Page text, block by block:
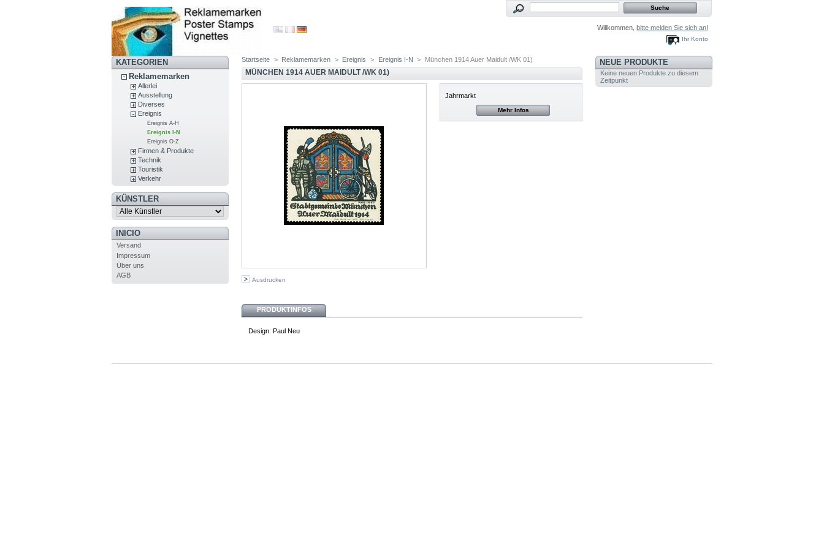
Willkommen,bitte melden Sie sich an!
Ihr Konto
KATEGORIEN
Reklamemarken
Allerlei
Ausstellung
Diverses
Ereignis
Ereignis A-H
Ereignis I-N
Ereignis O-Z
Firmen & Produkte
Technik
Touristik
Verkehr
KÜNSTLER
INICIO
Versand
Impressum
Über uns
AGB
Startseite > Reklamemarken > Ereignis > Ereignis I-N > München 1914 Auer Maidult /WK 01)
MÜNCHEN 1914 AUER MAIDULT /WK 01)
Ausdrucken
Jahrmarkt
Mehr Infos
PRODUKTINFOS
Design: Paul Neu
NEUE PRODUKTE
Keine neuen Produkte zu diesem
Zeitpunkt